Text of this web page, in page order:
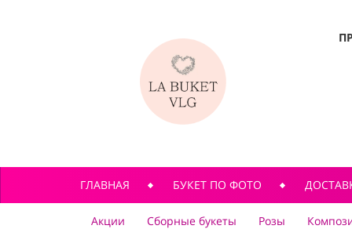
ГЛАВНАЯ БУКЕТ ПО ФОТО
Акции Сборные букеты Розы